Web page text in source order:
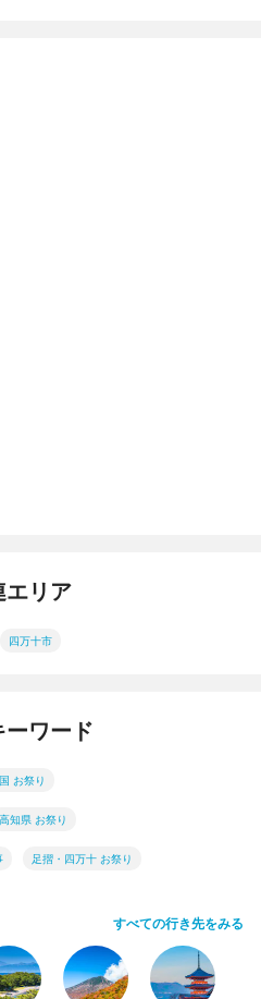
エリア
四万十市
ワード
お祭り
高知県 お祭り
足摺・四万十 お祭り
すべての行き先をみる